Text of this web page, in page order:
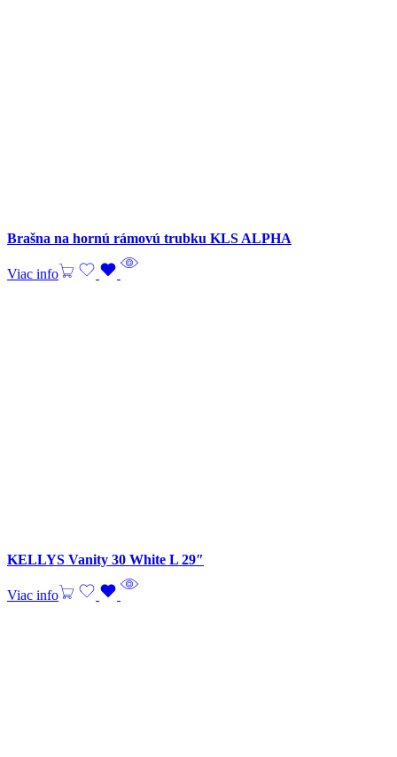
Brašna na hornú rámovú trubku KLS ALPHA
Viac info
KELLYS Vanity 30 White L 29″
Viac info